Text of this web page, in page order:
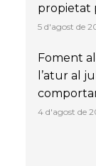
propietat
5 d'agost de
Foment
l’atur al
4 d'agost de